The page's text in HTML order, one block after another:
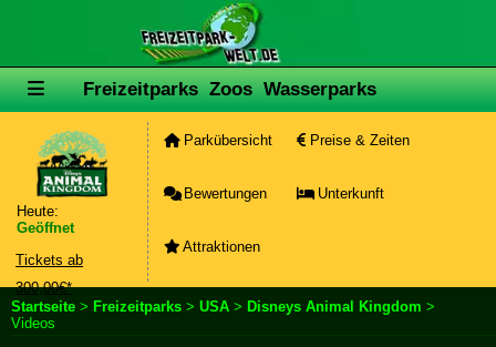
Freizeitparks Zoos Wasserparks
Heute:
Geöffnet
Tickets ab
300,00€*
Parkübersicht Preise & Zeiten
Bewertungen Unterkunft
Attraktionen
Startseite > Freizeitparks > USA > Disneys Animal Kingdom >
Videos